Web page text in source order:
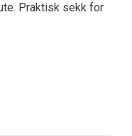
Praktisk sekk for